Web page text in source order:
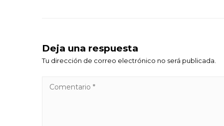
Deja una respuesta
Tu dirección de correo electrónico no será publicada.